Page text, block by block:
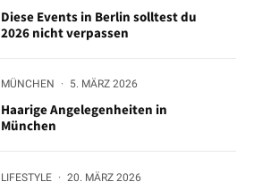
Diese Events in Berlin solltest du
2026 nicht verpassen
MÜNCHEN · 5. MÄRZ 2026
Haarige Angelegenheiten in
München
LIFESTYLE · 20. MÄRZ 2026